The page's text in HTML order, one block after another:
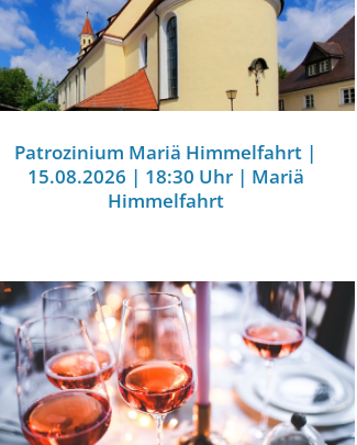
Patrozinium Mariä Himmelfahrt |
15.08.2026 | 18:30 Uhr | Mariä
Himmelfahrt